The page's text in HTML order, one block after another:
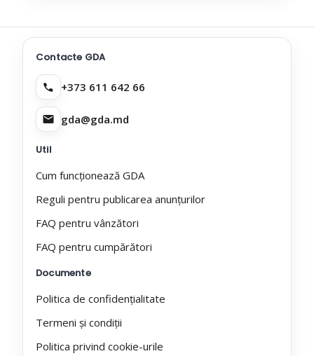
Contacte GDA
+373 611 642 66
gda@gda.md
Util
Cum funcționează GDA
Reguli pentru publicarea anunțurilor
FAQ pentru vânzători
FAQ pentru cumpărători
Documente
Politica de confidențialitate
Termeni și condiții
Politica privind cookie-urile